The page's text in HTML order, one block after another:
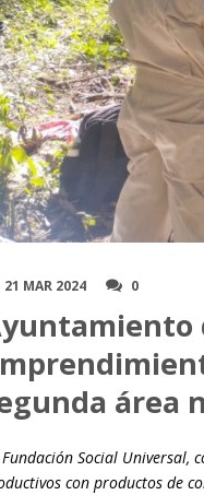
21 MAR 2024 0
área
Fundación Social Universal,
con productos de